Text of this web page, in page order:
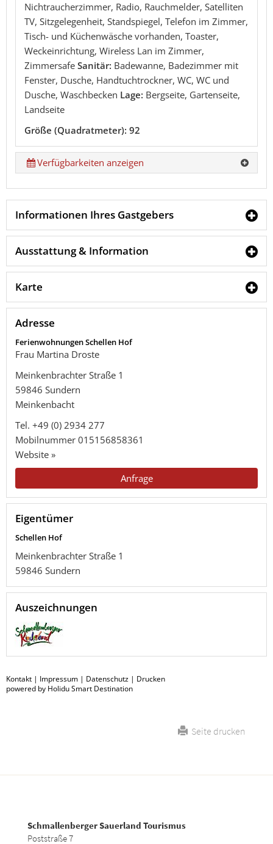
Nichtraucherzimmer, Radio, Rauchmelder, Satelliten
TV, Sitzgelegenheit, Standspiegel, Telefon im Zimmer,
Tisch- und Küchenwäsche vorhanden, Toaster,
Weckeinrichtung, Wireless Lan im Zimmer,
Zimmersafe Sanitär: Badewanne, Badezimmer mit
Fenster, Dusche, Handtuchtrockner, WC, WC und
Dusche, Waschbecken Lage: Bergseite, Gartenseite,
Landseite
Größe (Quadratmeter): 92
Verfügbarkeiten anzeigen
Informationen Ihres Gastgebers
Ausstattung & Information
Karte
Adresse
Ferienwohnungen Schellen Hof
Frau Martina Droste
Meinkenbrachter Straße 1
59846 Sundern
Meinkenbacht
Tel. +49 (0) 2934 277
Mobilnummer 015156858361
Website »
Anfrage
Eigentümer
Schellen Hof
Meinkenbrachter Straße 1
59846 Sundern
Auszeichnungen
Kontakt | Impressum | Datenschutz | Drucken
powered by Holidu Smart Destination
Seite drucken
Schmallenberger Sauerland Tourismus
Poststraße 7